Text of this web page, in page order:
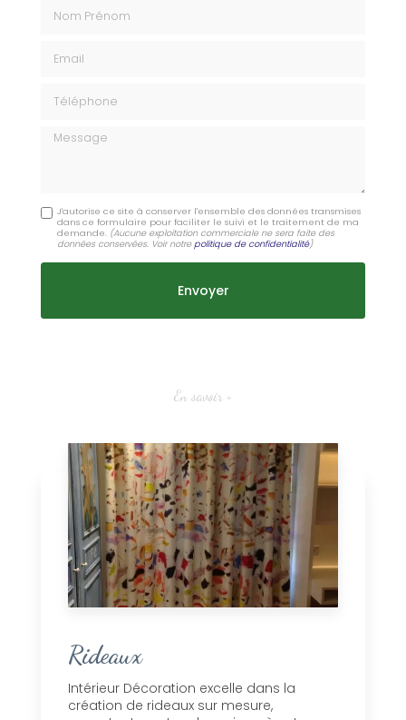
Message
J'autorise ce site à conserver l'ensemble des données transmises
dans ce formulaire pour faciliter le suivi et le traitement de ma
demande. (Aucune exploitation commerciale ne sera faite des
données conservées. Voir notrepolitique de confidentialité)
En savoir +
Rideaux
Intérieur Décoration excelle dans la
création de rideaux sur mesure,